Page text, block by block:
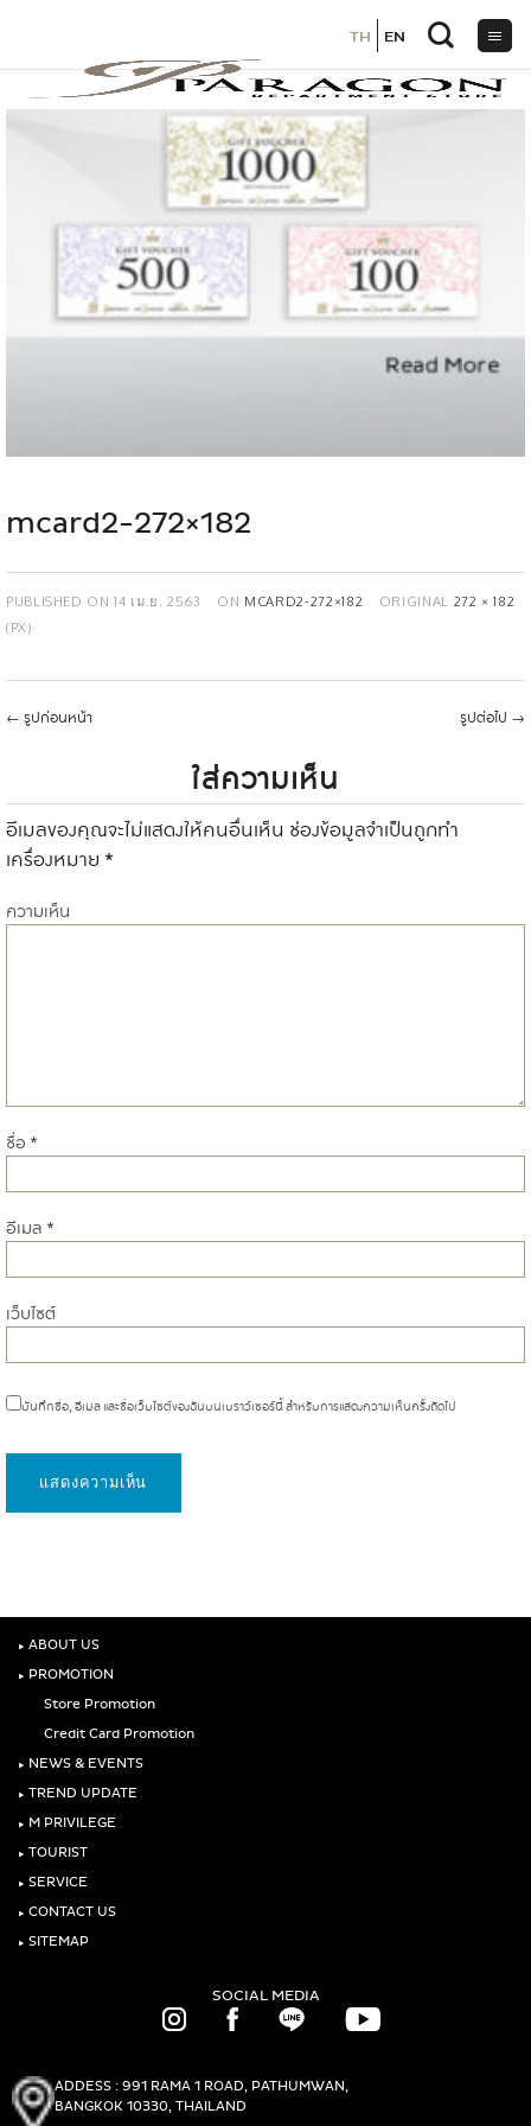
mcard2-272×182
PUBLISHED ON14 เม.ย. 2563 ON MCARD2-272×182 ORIGINAL 272 × 182
(PX)
← รูปก่อนหน้า รูปต่อไป →
ใส่ความเห็น
อีเมลของคุณจะไม่แสดงให้คนอื่นเห็น ช่องข้อมูลจำเป็นถูกทำ
เครื่องหมาย *
ความเห็น
ชื่อ *
อีเมล *
เว็บไซต์
บันทึกชื่อ, อีเมล และชื่อเว็บไซต์ของฉันบนเบราว์เซอร์นี้ สำหรับการแสดงความเห็นครั้งถัดไป
‣ ABOUT US
‣ PROMOTION
Store Promotion
Credit Card Promotion
‣ NEWS & EVENTS
‣ TREND UPDATE
‣ M PRIVILEGE
‣ TOURIST
‣ SERVICE
‣ CONTACT US
‣ SITEMAP
SOCIAL MEDIA
ADDESS : 991 RAMA 1 ROAD, PATHUMWAN,
BANGKOK 10330, THAILAND
TH EN
TH EN